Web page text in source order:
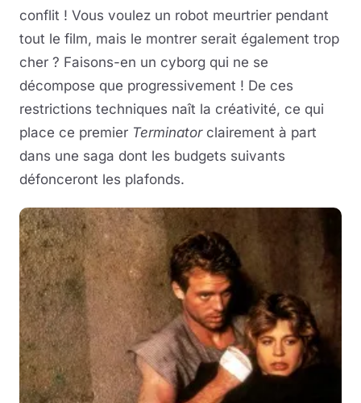
conflit ! Vous voulez un robot meurtrier pendant
tout le film, mais le montrer serait également trop
cher ? Faisons-en un cyborg qui ne se
décompose que progressivement ! De ces
restrictions techniques naît la créativité, ce qui
place ce premier Terminatorclairement à part
dans une saga dont les budgets suivants
défonceront les plafonds.